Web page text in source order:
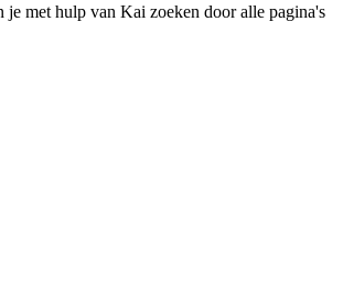
je met hulp van Kai zoeken door alle pagina's